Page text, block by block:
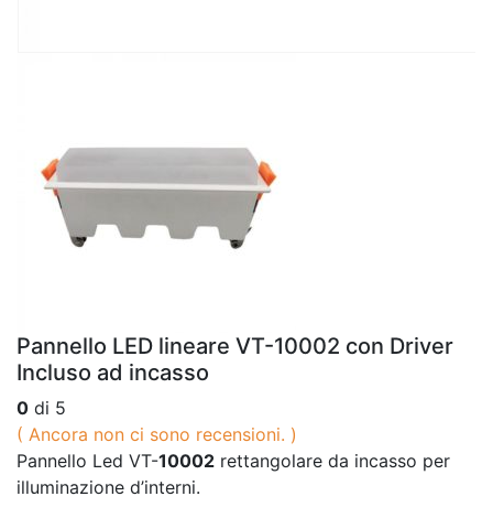
Pannello LED lineare VT-10002 con Driver
Incluso ad incasso
0 di 5
( Ancora non ci sono recensioni. )
Pannello Led VT-10002 rettangolare da incasso per
illuminazione d’interni.